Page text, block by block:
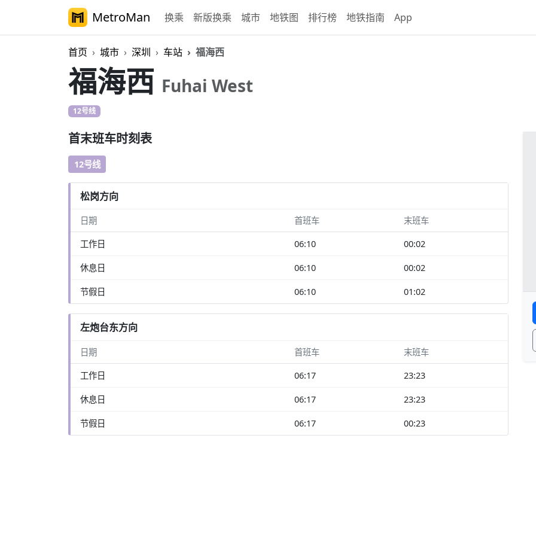
MetroMan 换乘 新版换乘 城市 地铁图 排行榜 地铁指南 App
首页 城市 深圳 车站 福海西
福海西 Fuhai West
12号线
首末班车时刻表
12号线
松岗方向
日期 首班车 末班车
工作日 06:10 00:02
休息日 06:10 00:02
节假日 06:10 01:02
左炮台东方向
日期 首班车 末班车
工作日 06:17 23:23
休息日 06:17 23:23
节假日 06:17 00:23